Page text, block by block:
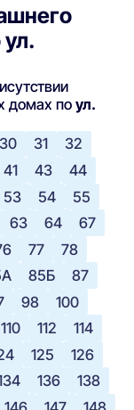
ул.
домах поул.
30 31
32
41 43
44
53 54
55
63 64
67
77
78
85Б
87
98
100
110 112
114
125
126
136
138